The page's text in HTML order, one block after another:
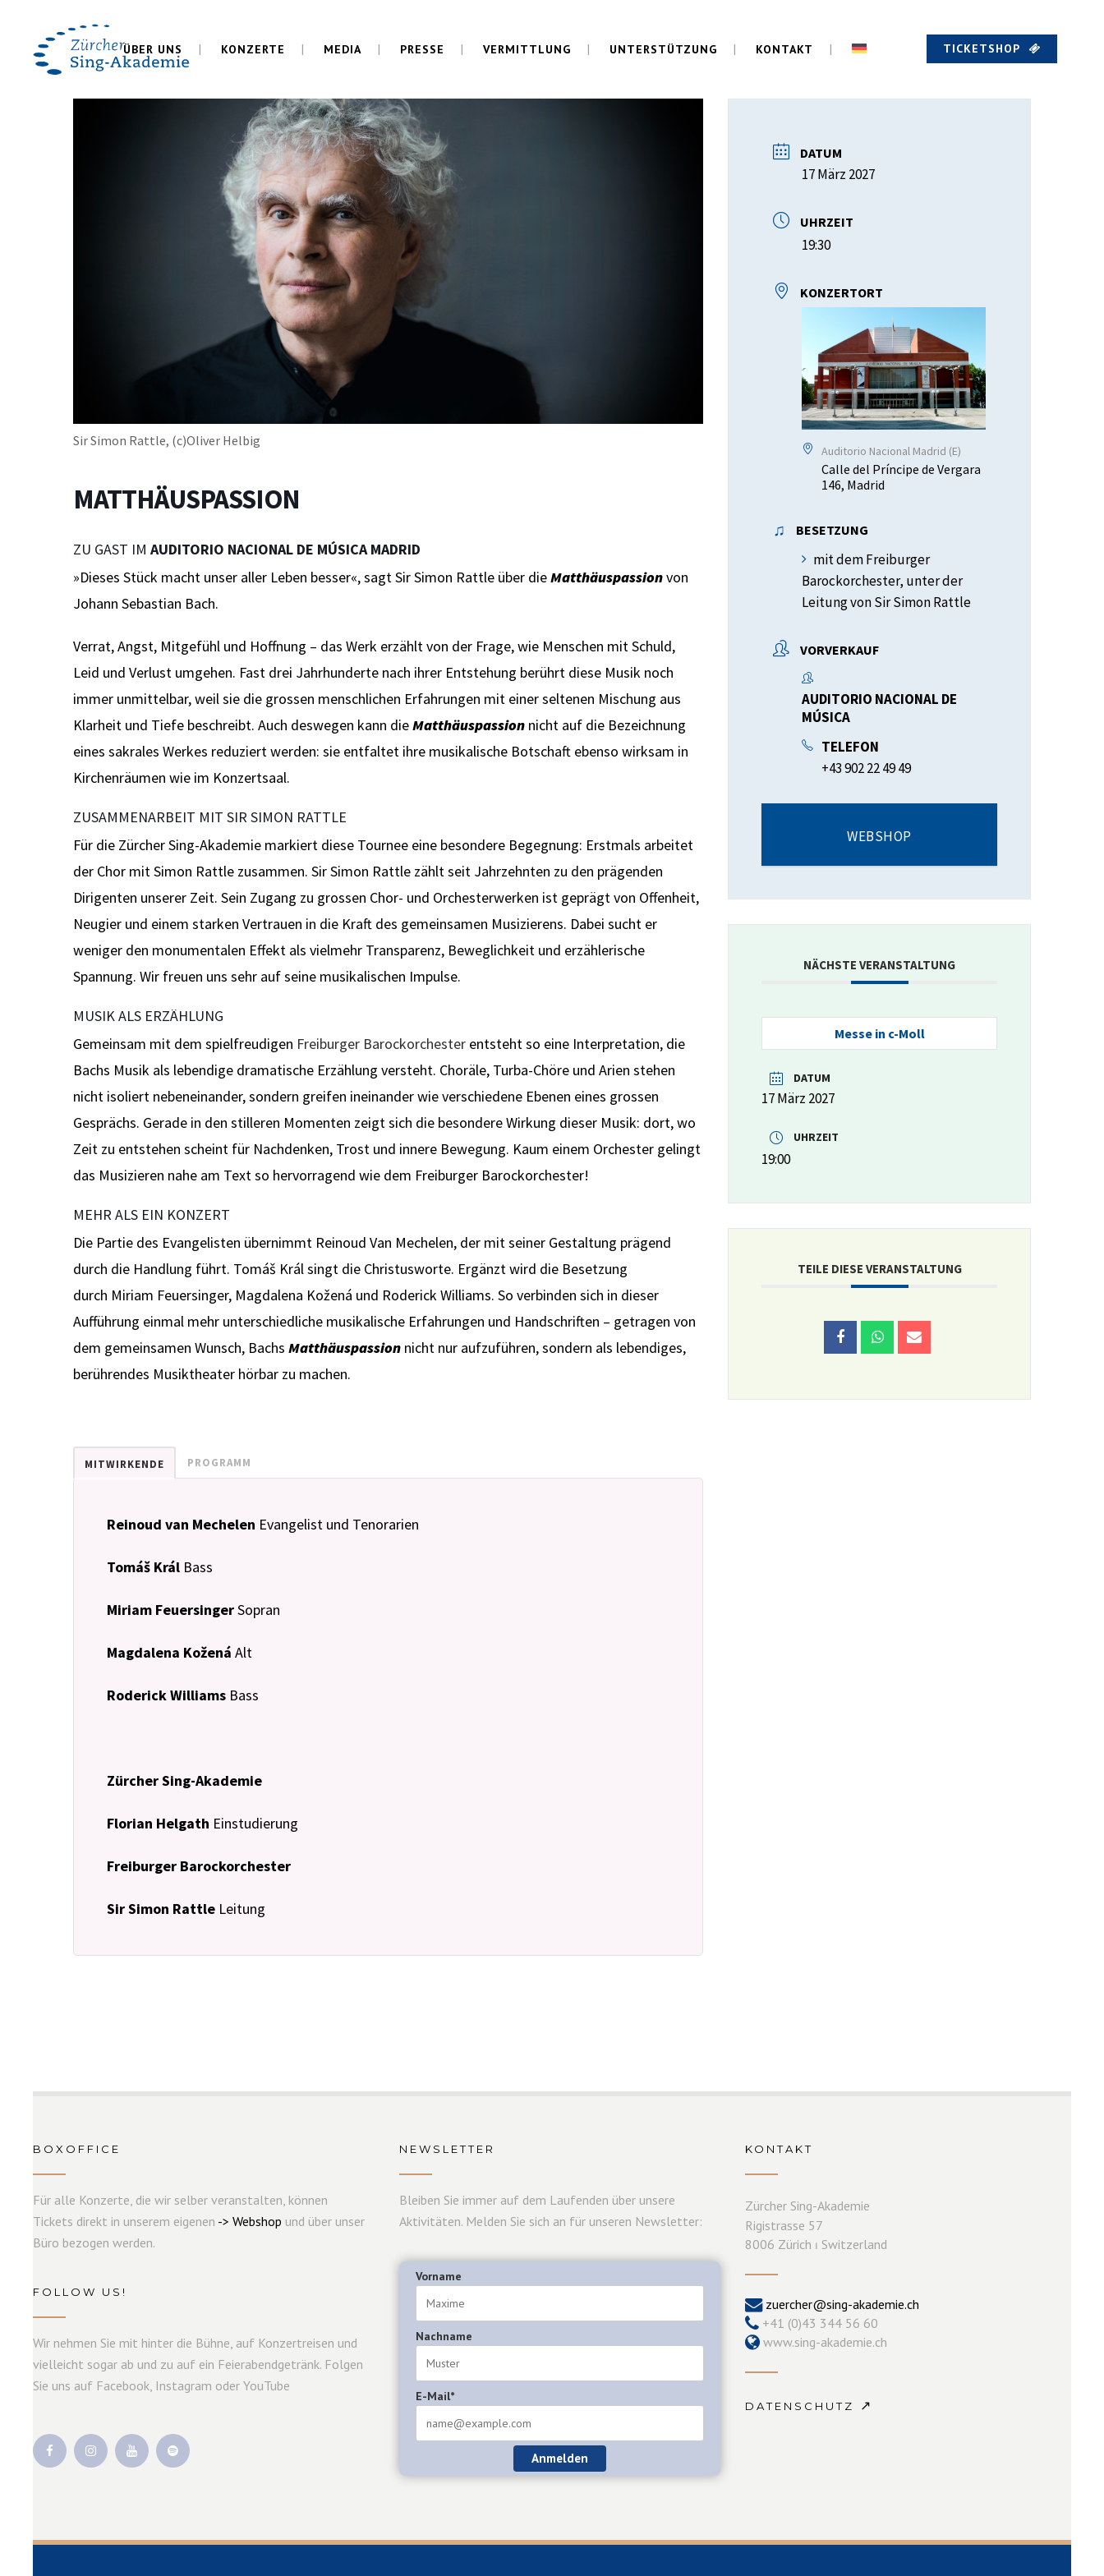
TICKETSHOP
ÜBER UNS KONZERTE MEDIA PRESSE VERMITTLUNG UNTERSTÜTZUNG KONTAKT
Sir Simon Rattle, (c)Oliver Helbig
MATTHÄUSPASSION
ZU GAST IM AUDITORIO NACIONAL DE MÚSICA MADRID
»Dieses Stück macht unser aller Leben besser«, sagt Sir Simon Rattle über dieMatthäuspassionvon
Johann Sebastian Bach.
Verrat, Angst, Mitgefühl und Hoffnung – das Werk erzählt von der Frage, wie Menschen mit Schuld,
Leid und Verlust umgehen. Fast drei Jahrhunderte nach ihrer Entstehung berührt diese Musik noch
immer unmittelbar, weil sie die grossen menschlichen Erfahrungen mit einer seltenen Mischung aus
Klarheit und Tiefe beschreibt. Auch deswegen kann dieMatthäuspassion nicht auf die Bezeichnung
eines sakrales Werkes reduziert werden: sie entfaltet ihre musikalische Botschaft ebenso wirksam in
Kirchenräumen wie im Konzertsaal.
ZUSAMMENARBEIT MIT SIR SIMON RATTLE
Für die Zürcher Sing-Akademie markiert diese Tournee eine besondere Begegnung: Erstmals arbeitet
der Chor mit Simon Rattle zusammen. Sir Simon Rattle zählt seit Jahrzehnten zu den prägenden
Dirigenten unserer Zeit. Sein Zugang zu grossen Chor- und Orchesterwerken ist geprägt von Offenheit,
Neugier und einem starken Vertrauen in die Kraft des gemeinsamen Musizierens. Dabei sucht er
weniger den monumentalen Effekt als vielmehr Transparenz, Beweglichkeit und erzählerische
Spannung. Wir freuen uns sehr auf seine musikalischen Impulse.
MUSIK ALS ERZÄHLUNG
Gemeinsam mit dem spielfreudigen Freiburger Barockorchester entsteht so eine Interpretation, die
Bachs Musik als lebendige dramatische Erzählung versteht. Choräle, Turba-Chöre und Arien stehen
nicht isoliert nebeneinander, sondern greifen ineinander wie verschiedene Ebenen eines grossen
Gesprächs. Gerade in den stilleren Momenten zeigt sich die besondere Wirkung dieser Musik: dort, wo
Zeit zu entstehen scheint für Nachdenken, Trost und innere Bewegung. Kaum einem Orchester gelingt
das Musizieren nahe am Text so hervorragend wie dem Freiburger Barockorchester!
MEHR ALS EIN KONZERT
Die Partie des Evangelisten übernimmt Reinoud Van Mechelen, der mit seiner Gestaltung prägend
durch die Handlung führt. Tomáš Král singt die Christusworte. Ergänzt wird die Besetzung
durch Miriam Feuersinger, Magdalena Kožená und Roderick Williams. So verbinden sich in dieser
Aufführung einmal mehr unterschiedliche musikalische Erfahrungen und Handschriften – getragen von
dem gemeinsamen Wunsch, Bachs Matthäuspassion nicht nur aufzuführen, sondern als lebendiges,
berührendes Musiktheater hörbar zu machen.
MITWIRKENDE PROGRAMM
Reinoud van Mechelen Evangelist und Tenorarien
Tomáš Král Bass
Miriam FeuersingerSopran
Magdalena Kožená Alt
Roderick Williams Bass
Zürcher Sing-Akademie
Florian Helgath Einstudierung
Freiburger Barockorchester
Sir Simon Rattle Leitung
DATUM
17 März 2027
UHRZEIT
19:30
KONZERTORT
Auditorio Nacional Madrid (E)
Calle del Príncipe de Vergara
146, Madrid
BESETZUNG
mit dem Freiburger
Barockorchester, unter der
Leitung von Sir Simon Rattle
VORVERKAUF
AUDITORIO NACIONAL DE
MÚSICA
TELEFON
+43 902 22 49 49
WEBSHOP
NÄCHSTE VERANSTALTUNG
Messe in c-Moll
DATUM
17 März 2027
UHRZEIT
19:00
TEILE DIESE VERANSTALTUNG
BOXOFFICE
Für alle Konzerte, die wir selber veranstalten, können
Tickets direkt in unserem eigenen ->Webshop und über unser
Büro bezogen werden.
FOLLOW US!
Wir nehmen Sie mit hinter die Bühne, auf Konzertreisen und
vielleicht sogar ab und zu auf ein Feierabendgetränk. Folgen
Sie uns auf Facebook, Instagram oder YouTube
NEWSLETTER
Bleiben Sie immer auf dem Laufenden über unsere
Aktivitäten. Melden Sie sich an für unseren Newsletter:
Vorname
Nachname
E-Mail*
Anmelden
KONTAKT
Zürcher Sing-Akademie
Rigistrasse 57
8006 Zürich ⏐ Switzerland
zuercher@sing-akademie.ch
+41 (0)43 344 56 60
www.sing-akademie.ch
DATENSCHUTZ ↗